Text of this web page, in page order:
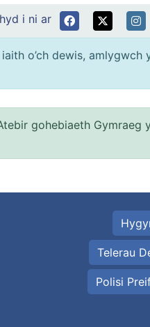
i ni ar
o’ch dewis, amlygwch
gohebiaeth Gymraeg
Telerau
Polisi